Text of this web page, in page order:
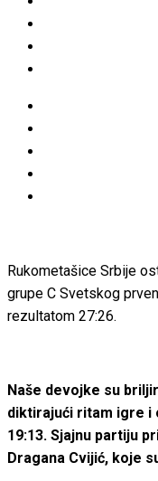
Rukometašice Srbije
grupe C Svetskog
rezultatom 27:26.
Naše devojke su
diktirajući ritam igre i
19:13. Sjajnu partiju
Dragana Cvijić, koje